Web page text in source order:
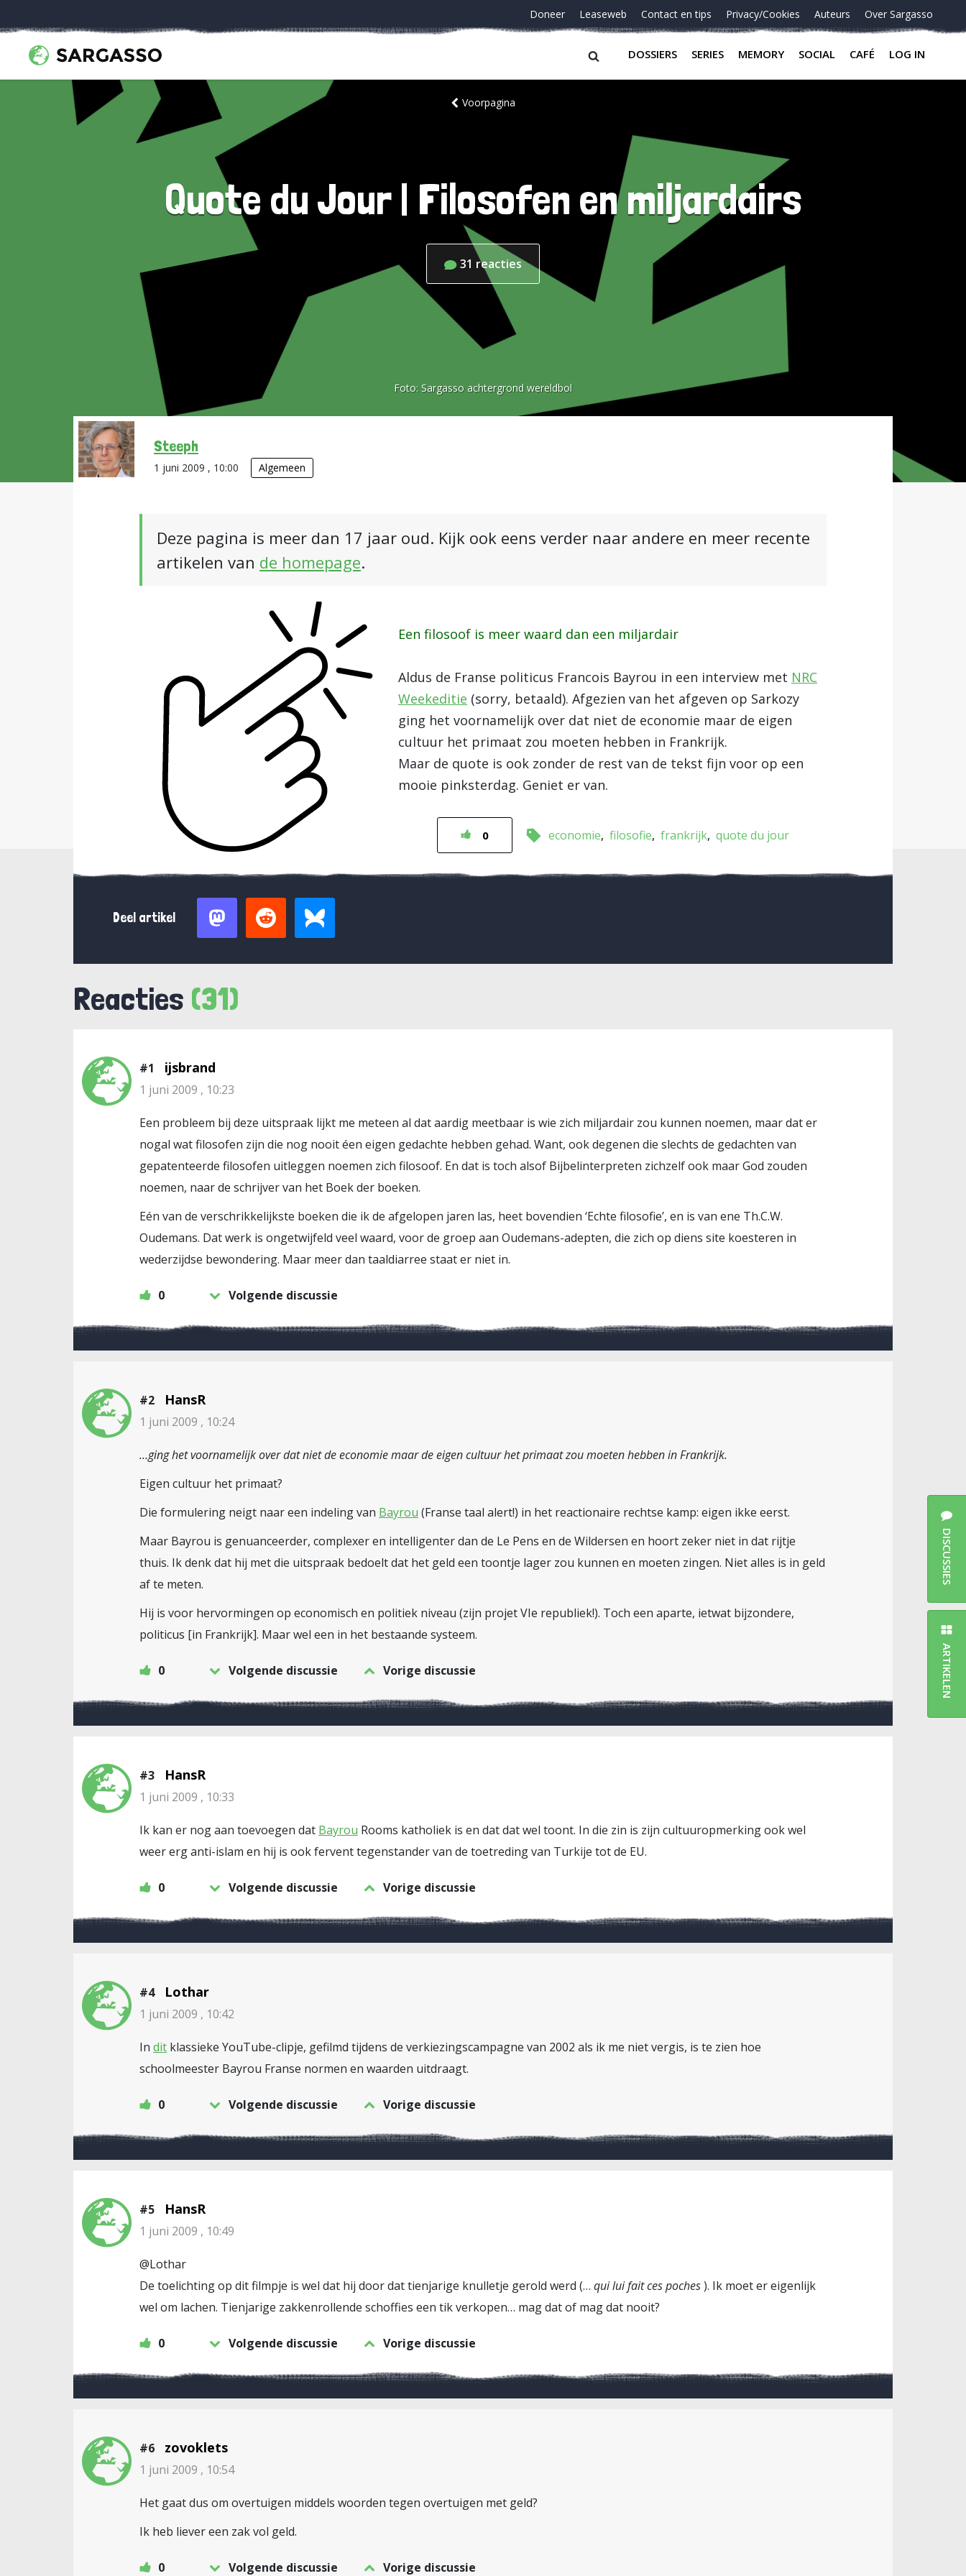
Doneer Leaseweb Contact en tips Privacy/Cookies Auteurs Over Sargasso
DOSSIERS SERIES MEMORY SOCIAL CAFÉ LOG IN
Voorpagina
Quote du Jour | Filosofen en miljardairs
31 reacties
Foto: Sargasso achtergrond wereldbol
Steeph
1 juni 2009 , 10:00 Algemeen
Deze pagina is meer dan 17 jaar oud. Kijk ook eens verder naar andere en meer recente
artikelen van de homepage.
Een filosoof is meer waard dan een miljardair
Aldus de Franse politicus Francois Bayrou in een interview met NRC
Weekeditie (sorry, betaald). Afgezien van het afgeven op Sarkozy
ging het voornamelijk over dat niet de economie maar de eigen
cultuur het primaat zou moeten hebben in Frankrijk.
Maar de quote is ook zonder de rest van de tekst fijn voor op een
mooie pinksterdag. Geniet er van.
0 economie filosofie frankrijk quote du jour
Deel artikel
Reacties (31)
#1 ijsbrand
1 juni 2009 , 10:23
Een probleem bij deze uitspraak lijkt me meteen al dat aardig meetbaar is wie zich miljardair zou kunnen noemen, maar dat er
nogal wat filosofen zijn die nog nooit éen eigen gedachte hebben gehad. Want, ook degenen die slechts de gedachten van
gepatenteerde filosofen uitleggen noemen zich filosoof. En dat is toch alsof Bijbelinterpreten zichzelf ook maar God zouden
noemen, naar de schrijver van het Boek der boeken.
Eén van de verschrikkelijkste boeken die ik de afgelopen jaren las, heet bovendien ‘Echte filosofie’, en is van ene Th.C.W.
Oudemans. Dat werk is ongetwijfeld veel waard, voor de groep aan Oudemans-adepten, die zich op diens site koesteren in
wederzijdse bewondering. Maar meer dan taaldiarree staat er niet in.
0 Volgende discussie
#2 HansR
1 juni 2009 , 10:24
…ging het voornamelijk over dat niet de economie maar de eigen cultuur het primaat zou moeten hebben in Frankrijk.
Eigen cultuur het primaat?
Die formulering neigt naar een indeling van Bayrou (Franse taal alert!) in het reactionaire rechtse kamp: eigen ikke eerst.
Maar Bayrou is genuanceerder, complexer en intelligenter dan de Le Pens en de Wildersen en hoort zeker niet in dat rijtje
thuis. Ik denk dat hij met die uitspraak bedoelt dat het geld een toontje lager zou kunnen en moeten zingen. Niet alles is in geld
af te meten.
Hij is voor hervormingen op economisch en politiek niveau (zijn projet VIe republiek!). Toch een aparte, ietwat bijzondere,
politicus [in Frankrijk]. Maar wel een in het bestaande systeem.
0 Volgende discussie Vorige discussie
#3 HansR
1 juni 2009 , 10:33
Ik kan er nog aan toevoegen dat Bayrou Rooms katholiek is en dat dat wel toont. In die zin is zijn cultuuropmerking ook wel
weer erg anti-islam en hij is ook fervent tegenstander van de toetreding van Turkije tot de EU.
0 Volgende discussie Vorige discussie
#4 Lothar
1 juni 2009 , 10:42
In dit klassieke YouTube-clipje, gefilmd tijdens de verkiezingscampagne van 2002 als ik me niet vergis, is te zien hoe
schoolmeester Bayrou Franse normen en waarden uitdraagt.
0 Volgende discussie Vorige discussie
#5 HansR
1 juni 2009 , 10:49
@Lothar
De toelichting op dit filmpje is wel dat hij door dat tienjarige knulletje gerold werd (… qui lui fait ces poches). Ik moet er eigenlijk
wel om lachen. Tienjarige zakkenrollende schoffies een tik verkopen… mag dat of mag dat nooit?
0 Volgende discussie Vorige discussie
#6 zovoklets
1 juni 2009 , 10:54
Het gaat dus om overtuigen middels woorden tegen overtuigen met geld?
Ik heb liever een zak vol geld.
0 Volgende discussie Vorige discussie
DISCUSSIES
ARTIKELEN